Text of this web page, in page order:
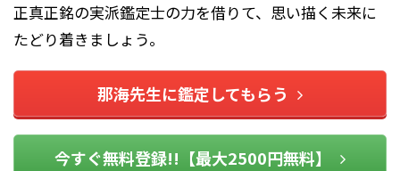
正真正銘の実派鑑定士の力を借りて、思い描く未来に
たどり着きましょう。
那海先生に鑑定してもらう
今すぐ無料登録!!【最大2500円無料】